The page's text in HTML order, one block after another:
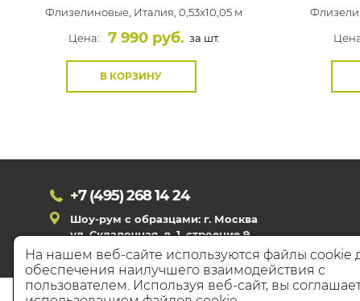
Флизелиновые, Италия, 0,53x10,05 м
Цена:
7 990 руб. за шт.
В КОРЗИНУ
+7 (495)268 14 24
Шоу-рум с образцами: г. Москва
ул. Складочная, д. 1, строение 9
©
На нашем веб-сайте используются файлы cookie
обеспечения наилучшего взаимодействия с
пользователем. Используя веб-сайт, вы